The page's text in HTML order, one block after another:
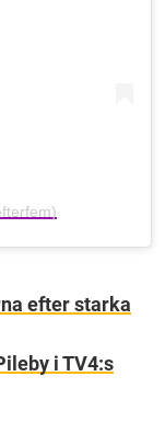
efter starka
i TV4:s